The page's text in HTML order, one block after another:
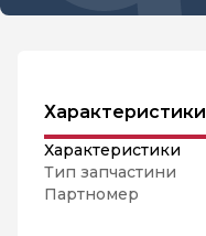
Характеристики
Характеристики
Тип запчастини
Партномер